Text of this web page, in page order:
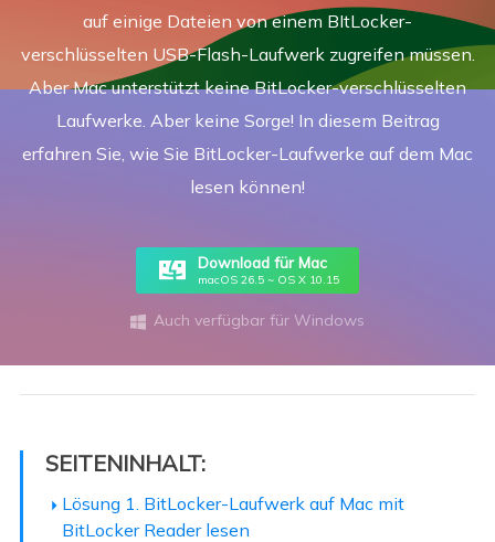
auf einige Dateien von einem BItLocker-
verschlüsselten USB-Flash-Laufwerk zugreifen müssen.
Aber Mac unterstützt keine BitLocker-verschlüsselten
Laufwerke. Aber keine Sorge! In diesem Beitrag
erfahren Sie, wie Sie BitLocker-Laufwerke auf dem Mac
lesen können!
Download für Mac
macOS 26.5 ~ OS X 10.15
 Auch verfügbar für Windows
SEITENINHALT:
Lösung 1. BitLocker-Laufwerk auf Mac mit
BitLocker Reader lesen